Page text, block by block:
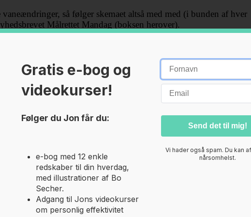
så følger skemaet altså med med (i bunden af hver
Målrettet Mandag (boksen herover).
alle der arbejder for den gode arbejdsplads
og adgang til mine Live webinarer, arkivet med videoer,
og forum til sparring og erfaringsudveksling.
her, Som jeg fortalte, så annoncerer jeg snares at medlemskabet
effektivitet”
af Klub Trivsel – se lige herover. Som altså
Gratis e-bog og
videokurser!
Følger du Jon får du:
e-bog med 12 enkle
redskaber til din hverdag,
med illustrationer af Bo
Secher.
Adgang til Jons videokurser
om personlig effektivitet
Vi hader også spam. Du kan
nårsomhelst.